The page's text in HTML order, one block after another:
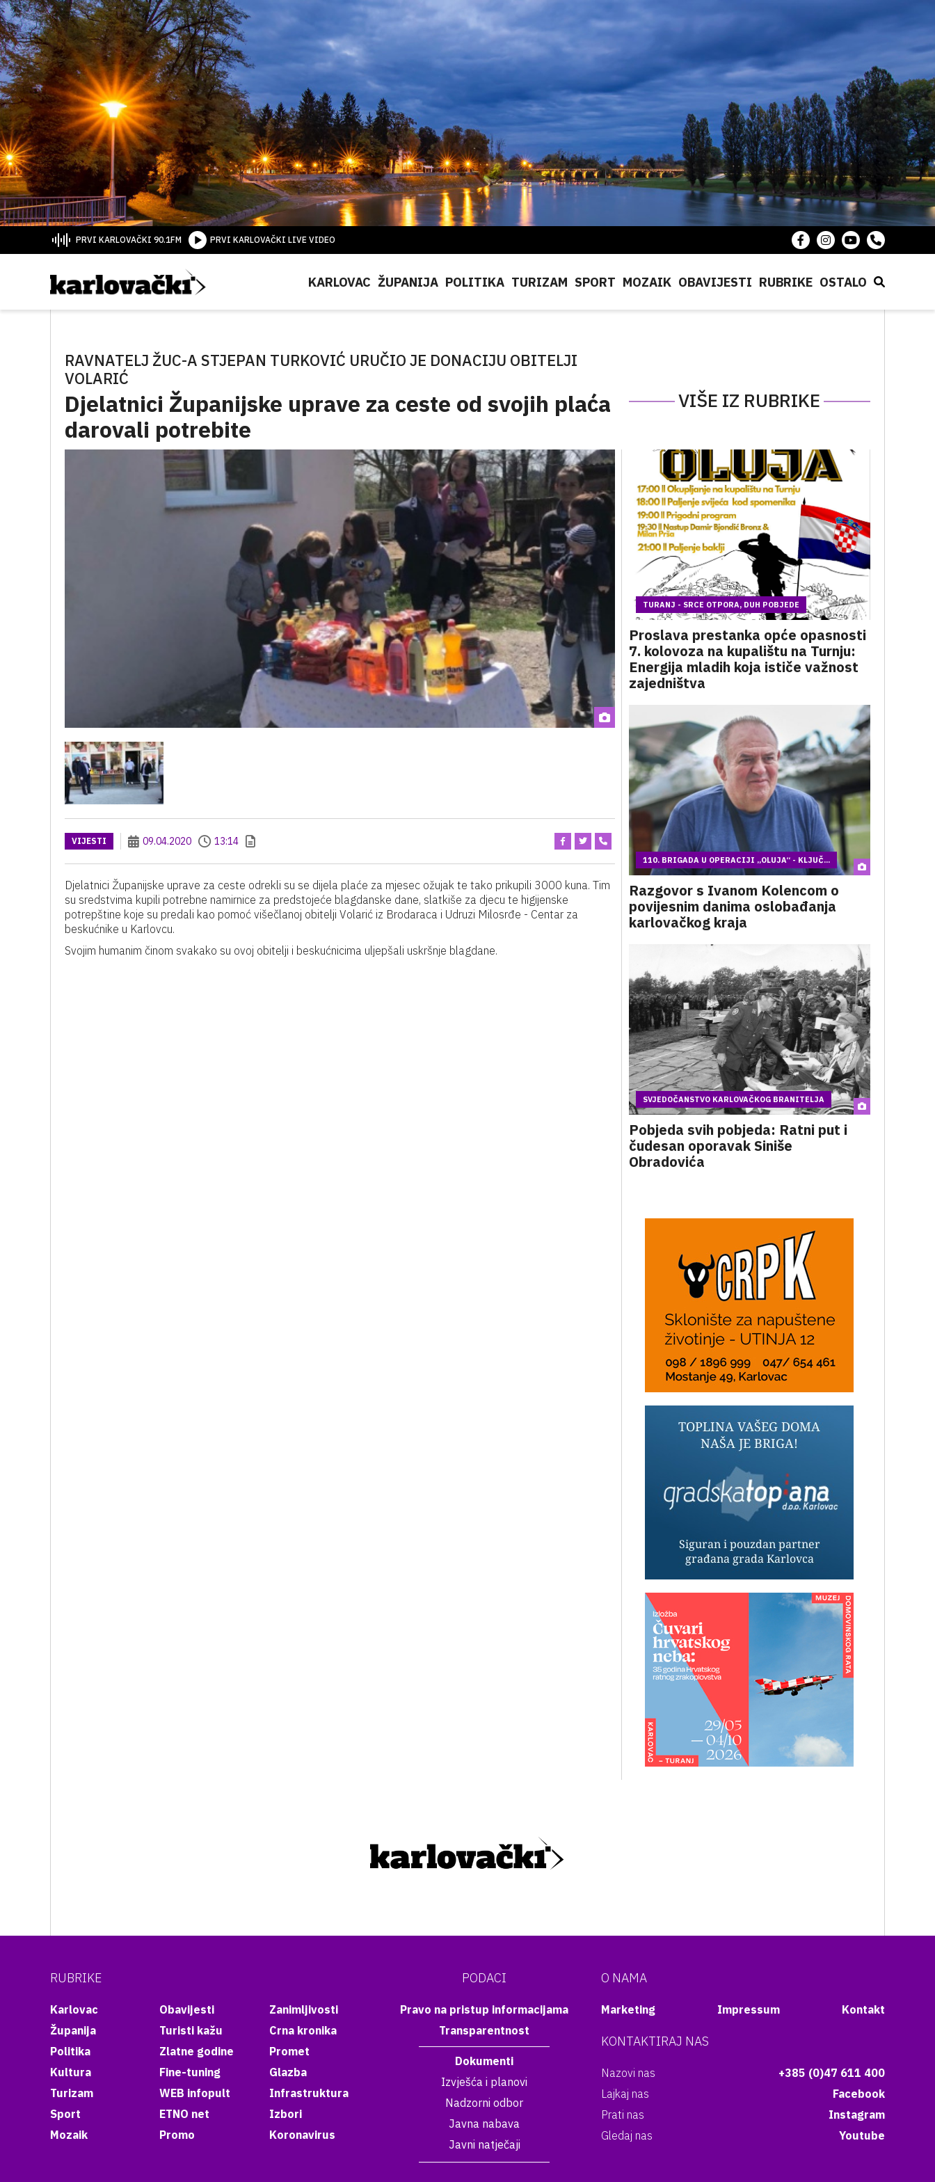
PRVI KARLOVAČKI 90.1FM PRVI KARLOVAČKI LIVE VIDEO
KARLOVAC ŽUPANIJA POLITIKA TURIZAM SPORT MOZAIK OBAVIJESTI RUBRIKE OSTALO
RAVNATELJ ŽUC-A STJEPAN TURKOVIĆ URUČIO JE DONACIJU OBITELJI
VOLARIĆ
Djelatnici Županijske uprave za ceste od svojih plaća
darovali potrebite
VIŠE IZ RUBRIKE
VIJESTI 09.04.2020 13:14
Djelatnici Županijske uprave za ceste odrekli su se dijela plaće za mjesec ožujak te tako prikupili 3000 kuna. Tim
su sredstvima kupili potrebne namirnice za predstojeće blagdanske dane, slatkiše za djecu te higijenske
potrepštine koje su predali kao pomoć višečlanoj obitelji Volarić iz Brodaraca i Udruzi Milosrđe - Centar za
beskućnike u Karlovcu.
Svojim humanim činom svakako su ovoj obitelji i beskućnicima uljepšali uskršnje blagdane.
TURANJ - SRCE OTPORA, DUH POBJEDE
Proslava prestanka opće opasnosti
7. kolovoza na kupalištu na Turnju:
Energija mladih koja ističe važnost
zajedništva
110. BRIGADA U OPERACIJI „OLUJA“ - KLJUČ...
Razgovor s Ivanom Kolencom o
povijesnim danima oslobađanja
karlovačkog kraja
SVJEDOČANSTVO KARLOVAČKOG BRANITELJA
Pobjeda svih pobjeda: Ratni put i
čudesan oporavak Siniše
Obradovića
RUBRIKE
Karlovac
Županija
Politika
Kultura
Turizam
Sport
Mozaik
Obavijesti
Turisti kažu
Zlatne godine
Fine-tuning
WEB infopult
ETNO net
Promo
Zanimljivosti
Crna kronika
Promet
Glazba
Infrastruktura
Izbori
Koronavirus
PODACI
Pravo na pristup informacijama
Transparentnost
Dokumenti
Izvješća i planovi
Nadzorni odbor
Javna nabava
Javni natječaji
O NAMA
Marketing Impressum Kontakt
KONTAKTIRAJ NAS
Nazovi nas
+385 (0)47 611 400
Lajkaj nas
Facebook
Prati nas
Instagram
Gledaj nas
Youtube